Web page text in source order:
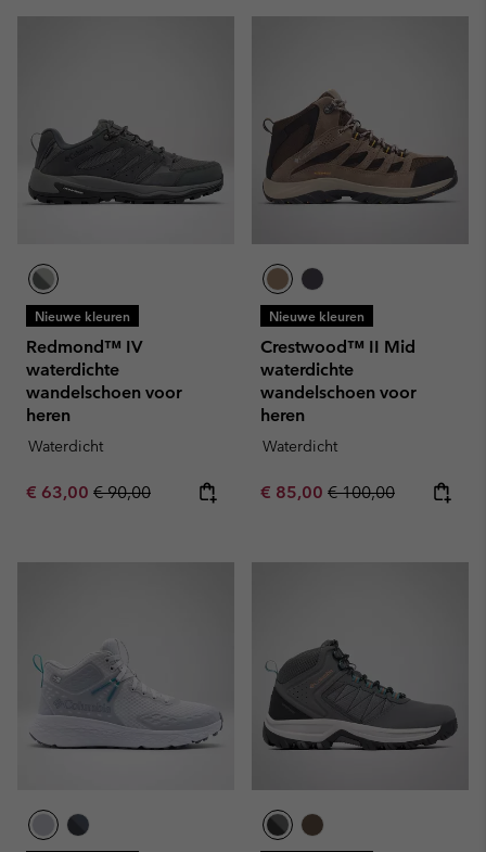
Nieuwe kleuren
Redmond™ IV
waterdichte
wandelschoen voor
heren
Waterdicht
Sale price:
€ 63,00 Regular price:
€ 90,00
Nieuwe kleuren
Crestwood™ II Mid
waterdichte
wandelschoen voor
heren
Waterdicht
Sale price:
€ 85,00 Regular price:
€ 100,00